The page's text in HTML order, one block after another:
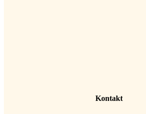
Kontakt